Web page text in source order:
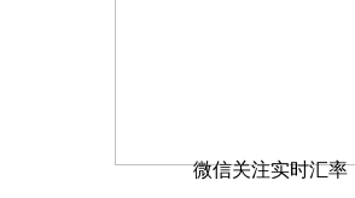
微信关注实时汇率